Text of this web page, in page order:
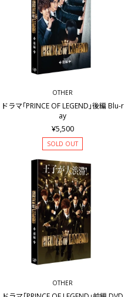
OTHER
ドラマ｢PRINCE OF LEGEND｣後編 Blu-r
ay
¥5,500
SOLD OUT
OTHER